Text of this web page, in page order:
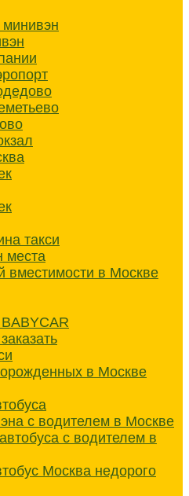
такси
места
вместимости в Москве
в Москве
с водителем в Москве
с водителем в
Москва недорого